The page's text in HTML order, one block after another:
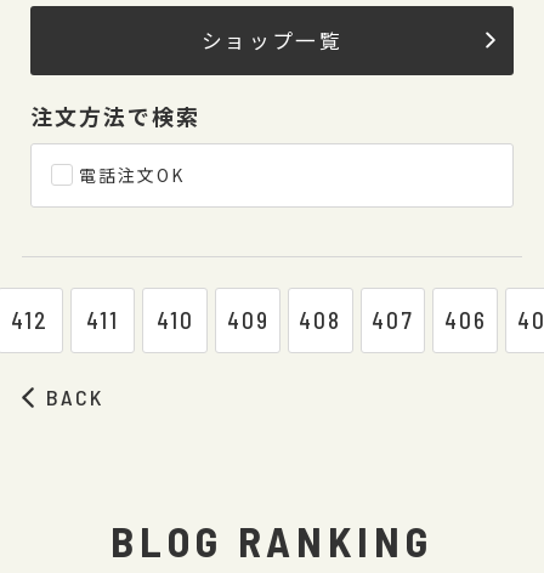
ショップ一覧
注文方法で検索
電話注文OK
BACK
412 411 410 409 408 407 406
BLOG RANKING